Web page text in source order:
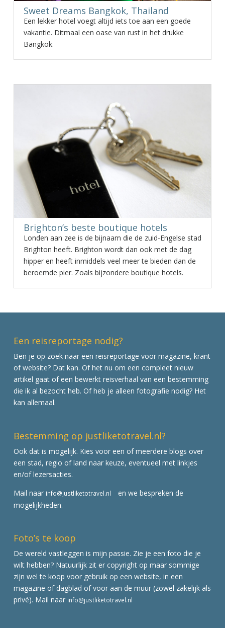
Sweet Dreams Bangkok, Thailand
Een lekker hotel voegt altijd iets toe aan een goede
vakantie. Ditmaal een oase van rust in het drukke
Bangkok.
Brighton’s beste boutique hotels
Londen aan zee is de bijnaam die de zuid-Engelse stad
Brighton heeft. Brighton wordt dan ook met de dag
hipper en heeft inmiddels veel meer te bieden dan de
beroemde pier. Zoals bijzondere boutique hotels.
Een reisreportage nodig?
Ben je op zoek naar een reisreportage voor magazine, krant
of website? Dat kan. Of het nu om een compleet nieuw
artikel gaat of een bewerkt reisverhaal van een bestemming
die ik al bezocht heb. Of heb je alleen fotografie nodig? Het
kan allemaal.
Bestemming op justliketotravel.nl?
Ook dat is mogelijk. Kies voor een of meerdere blogs over
een stad, regio of land naar keuze, eventueel met linkjes
en/of lezersacties.
Mail naar info@justliketotravel.nl
en we bespreken de
mogelijkheden.
Foto’s te koop
De wereld vastleggen is mijn passie. Zie je een foto die je
wilt hebben? Natuurlijk zit er copyright op maar sommige
zijn wel te koop voor gebruik op een website, in een
magazine of dagblad of voor aan de muur (zowel zakelijk als
privé). Mail naar info@justliketotravel.nl